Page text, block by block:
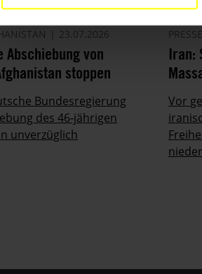
23.07.2026
Abschiebung von
stoppen
Bundesregierung
des 46-jährigen
unverzüglich
Iran:
Vor